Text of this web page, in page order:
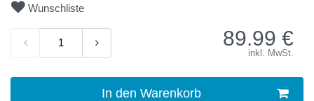
Wunschliste
89.99 €
inkl. MwSt.
In den Warenkorb